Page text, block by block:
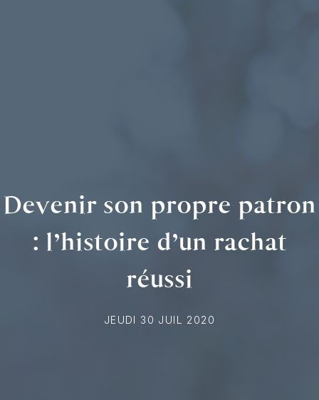
Devenir son propre patron
: l’histoire d’un rachat
réussi
JEUDI 30 JUIL 2020